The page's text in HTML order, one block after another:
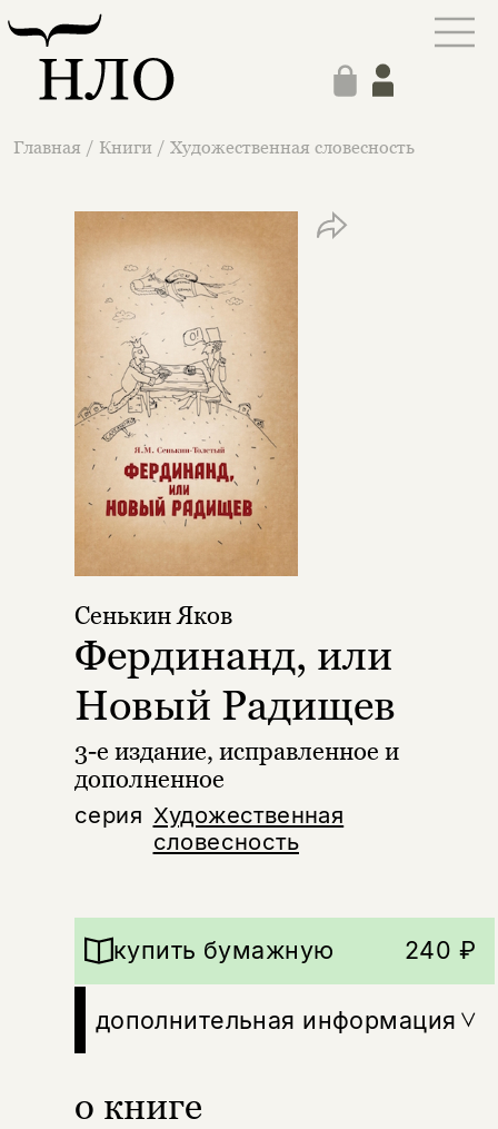
Главная / Книги / Художественная словесность
серия Художественная
словесность
Сенькин Яков
Фердинанд, или
Новый Радищев
3-е издание, исправленное и
дополненное
о книге
купить бумажную 240 ₽
дополнительная информация